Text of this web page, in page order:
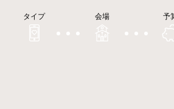
タイプ 会場 予